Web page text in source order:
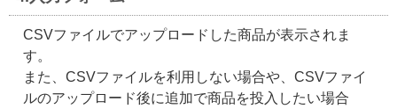
CSVファイルでアップロードした商品が表示されま
す。
また、CSVファイルを利用しない場合や、CSVファイ
ルのアップロード後に追加で商品を投入したい場合